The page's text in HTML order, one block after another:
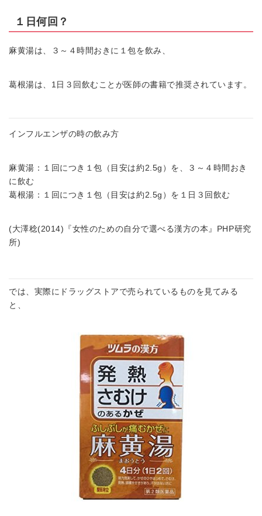
１日何回？
麻黄湯は、３～４時間おきに１包を飲み、
葛根湯は、1日３回飲むことが医師の書籍で推奨されています。
インフルエンザの時の飲み方
麻黄湯：１回につき１包（目安は約2.5g）を、３～４時間おき
に飲む
葛根湯：１回につき１包（目安は約2.5g）を１日３回飲む
(大澤稔(2014)『女性のための自分で選べる漢方の本』PHP研究
所)
では、実際にドラッグストアで売られているものを見てみる
と、